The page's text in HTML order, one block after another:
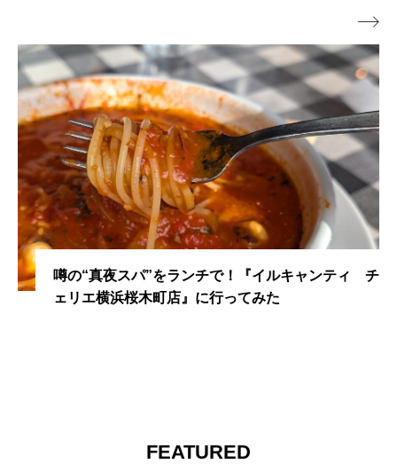
噂の“真夜スパ”をランチで！『イルキャンティ チ
ェリエ横浜桜木町店』に行ってみた

FEATURED